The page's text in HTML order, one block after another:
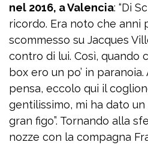
nel 2016, a Valencia: “Di
ricordo. Era noto che anni
scommesso su Jacques
contro di lui. Così, quando
box ero un po’ in
pensa, eccolo qui il
gentilissimo, mi ha dato
gran figo”. Tornando alla
nozze con la compagna